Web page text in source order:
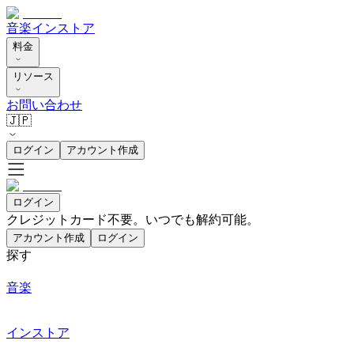
音楽インストア
料金
リソース
お問い合わせ
🇯🇵
ログイン アカウント作成
ログイン
クレジットカード不要。いつでも解約可能。
アカウント作成 ログイン
探す
音楽
インストア